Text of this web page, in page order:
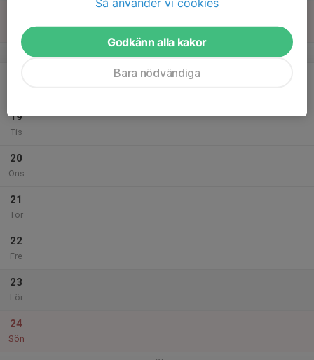
19
Tis
20
Ons
21
Tor
22
Fre
23
Lör
24
Sön
Godkänn alla kakor
Bara nödvändiga